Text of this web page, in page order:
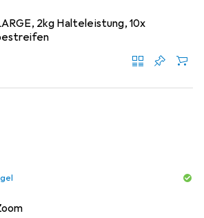
2kg Halteleistung, 10x